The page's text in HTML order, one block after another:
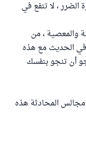
الضرر ، لا تنفع في
والمعصية ، من
الحديث مع هذه
أن تنجو بنفسك
المحادثة هذه